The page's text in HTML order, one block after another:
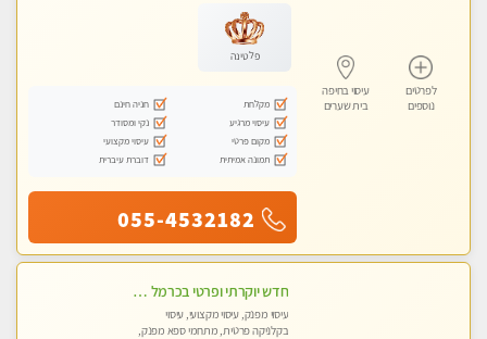
לפרטים
נוספים
עיסוי בחיפה
בית שערים
פלטינה
מקלחת
חניה חינם
עיסוי מרגיע
נקי ומסודר
מקום פרטי
עיסוי מקצועי
תמונה אמיתית
דוברת עיברית
055-4532182
חדש יוקרתי ופרטי בכרמל חיפה! פנקו את עצמכם ברוגע פינוק וחוויה בלתי נשכחת באווירה נעימה ...ללא מין !
עיסוי מפנק, עיסוי מקצועי, עיסוי
בקלניקה פרטית, מתחמי ספא מפנק,